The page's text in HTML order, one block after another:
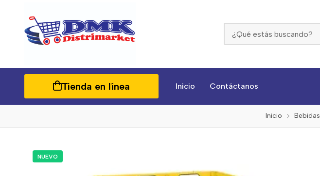
Tienda en línea Inicio Contáctanos
Inicio Bebidas
NUEVO